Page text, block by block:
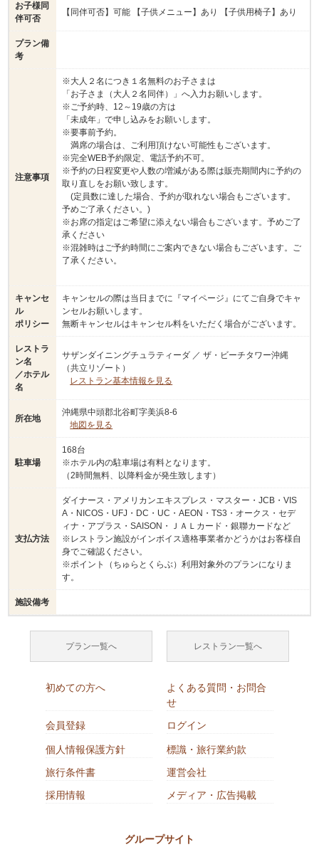
お子様同
伴可否
【同伴可否】可能 【子供メニュー】あり 【子供用椅子】あり
プラン備
考
注意事項
※大人２名につき１名無料のお子さまは
「お子さま（大人２名同伴）」へ入力お願いします。
※ご予約時、12～19歳の方は
「未成年」で申し込みをお願いします。
※要事前予約。
満席の場合は、ご利用頂けない可能性もございます。
※完全WEB予約限定、電話予約不可。
※予約の日程変更や人数の増減がある際は販売期間内に予約の
取り直しをお願い致します。
(定員数に達した場合、予約が取れない場合もございます。
予めご了承ください。)
※お席の指定はご希望に添えない場合もございます。予めご了
承ください
※混雑時はご予約時間にご案内できない場合もございます。ご
了承ください。
キャンセ
ル
ポリシー
キャンセルの際は当日までに『マイページ』にてご自身でキャ
ンセルお願いします。
無断キャンセルはキャンセル料をいただく場合がございます。
レストラ
ン名
／ホテル
名
サザンダイニングチュラティーダ ／ ザ・ビーチタワー沖縄
（共立リゾート）
レストラン基本情報を見る
所在地
沖縄県中頭郡北谷町字美浜8-6
地図を見る
駐車場
168台
※ホテル内の駐車場は有料となります。
（2時間無料、以降料金が発生致します）
支払方法
ダイナース・アメリカンエキスプレス・マスター・JCB・VIS
A・NICOS・UFJ・DC・UC・AEON・TS3・オークス・セデ
ィナ・アプラス・SAISON・ＪＡＬカード・銀聯カードなど
※レストラン施設がインボイス適格事業者かどうかはお客様自
身でご確認ください。
※ポイント（ちゅらとくらぶ）利用対象外のプランになりま
す。
施設備考
プラン一覧へ レストラン一覧へ
初めての方へ
よくある質問・お問合
せ
会員登録
ログイン
個人情報保護方針
標識・旅行業約款
旅行条件書
運営会社
採用情報
メディア・広告掲載
グループサイト